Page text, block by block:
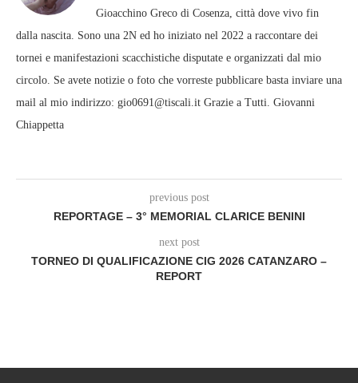
Gioacchino Greco di Cosenza, città dove vivo fin
dalla nascita. Sono una 2N ed ho iniziato nel 2022 a raccontare dei
tornei e manifestazioni scacchistiche disputate e organizzati dal mio
circolo. Se avete notizie o foto che vorreste pubblicare basta inviare una
mail al mio indirizzo: gio0691@tiscali.it Grazie a Tutti. Giovanni
Chiappetta
previous post
REPORTAGE – 3° MEMORIAL CLARICE BENINI
next post
TORNEO DI QUALIFICAZIONE CIG 2026 CATANZARO –
REPORT